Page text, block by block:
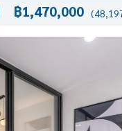
฿1,470,000